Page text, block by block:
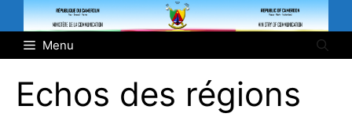
Aller
au
contenuMenu
Echos des régions